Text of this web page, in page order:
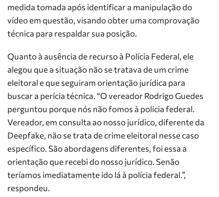
medida tomada após identificar a manipulação do
vídeo em questão, visando obter uma comprovação
técnica para respaldar sua posição.
Quanto à ausência de recurso à Polícia Federal, ele
alegou que a situação não se tratava de um crime
eleitoral e que seguiram orientação jurídica para
buscar a perícia técnica. “O vereador Rodrigo Guedes
perguntou porque nós não fomos à polícia federal.
Vereador, em consulta ao nosso jurídico, diferente da
Deepfake, não se trata de crime eleitoral nesse caso
específico. São abordagens diferentes, foi essa a
orientação que recebi do nosso jurídico. Senão
teríamos imediatamente ido lá à polícia federal.”,
respondeu.